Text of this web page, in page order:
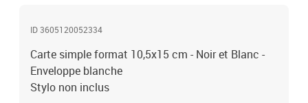
ID 3605120052334
Carte simple format 10,5x15 cm - Noir et Blanc -
Enveloppe blanche
Stylo non inclus